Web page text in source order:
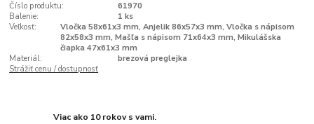
Číslo produktu:
61970
Balenie:
1 ks
Veľkosť:
Vločka 58x61x3 mm, Anjelik 86x57x3 mm, Vločka s nápisom
82x58x3 mm, Mašľa s nápisom 71x64x3 mm, Mikulášska
čiapka 47x61x3 mm
Materiál:
brezová preglejka
Strážiť cenu / dostupnosť
Viac ako 10 rokov s vami.